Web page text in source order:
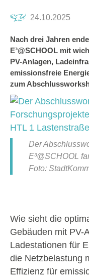
24.10.2025
Nach drei Jahren
E³@SCHOOL mit
PV-Anlagen,
emissionsfreie
zum
Der
E³@SCHOOL
Foto:
Wie sieht die
Gebäuden mit PV-
Ladestationen für
die Netzbelastung
Effizienz für